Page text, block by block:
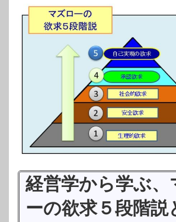
経営学から学ぶ、
ーの欲求５段階説